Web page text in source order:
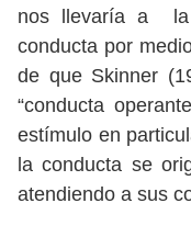
nos llevaría a la
conducta por
de que Skinner
“conducta
estímulo en
la conducta se
atendiendo a sus